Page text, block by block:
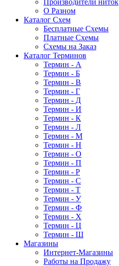
Производители ниток
О Разном
Каталог Схем
Бесплатные Схемы
Платные Схемы
Схемы на Заказ
Каталог Терминов
Термин - А
Термин - Б
Термин - В
Термин - Г
Термин - Д
Термин - И
Термин - К
Термин - Л
Термин - М
Термин - Н
Термин - О
Термин - П
Термин - Р
Термин - С
Термин - Т
Термин - У
Термин - Ф
Термин - Х
Термин - Ц
Термин - Ш
Магазины
Интернет-Магазины
Работы на Продажу